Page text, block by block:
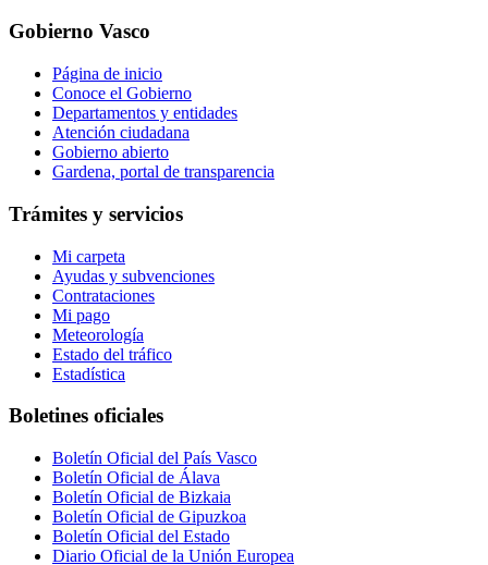
Gobierno Vasco
Página de inicio
Conoce el Gobierno
Departamentos y entidades
Atención ciudadana
Gobierno abierto
Gardena, portal de transparencia
Trámites y servicios
Mi carpeta
Ayudas y subvenciones
Contrataciones
Mi pago
Meteorología
Estado del tráfico
Estadística
Boletines oficiales
Boletín Oficial del País Vasco
Boletín Oficial de Álava
Boletín Oficial de Bizkaia
Boletín Oficial de Gipuzkoa
Boletín Oficial del Estado
Diario Oficial de la Unión Europea